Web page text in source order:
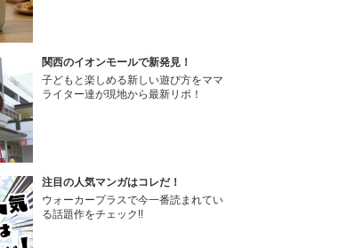
関西のイオンモールで新発見！
子どもと楽しめる新しい遊び方をママ
ライター達が現地から最新リポ！
注目の人気マンガはコレだ！
ウォーカープラスで今一番読まれてい
る話題作をチェック!!